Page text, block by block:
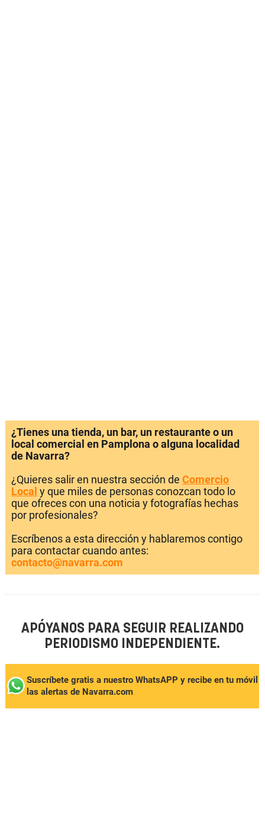
¿Tienes una tienda, un bar, un restaurante o un
local comercial en Pamplona o alguna localidad
de Navarra?
¿Quieres salir en nuestra sección de Comercio
Local y que miles de personas conozcan todo lo
que ofreces con una noticia y fotografías hechas
por profesionales?
Escríbenos a esta dirección y hablaremos contigo
para contactar cuando antes:
contacto@navarra.com
APÓYANOS PARA SEGUIR REALIZANDO
PERIODISMO INDEPENDIENTE.
Suscríbete gratis a nuestro WhatsAPP y recibe en tu móvil
las alertas de Navarra.com